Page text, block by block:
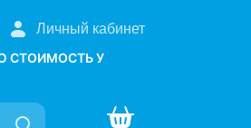
Личный кабинет
СТОИМОСТЬ У